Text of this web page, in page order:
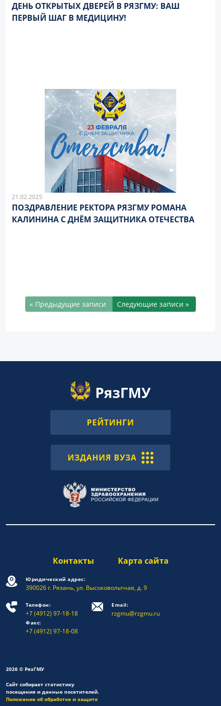
ДЕНЬ ОТКРЫТЫХ ДВЕРЕЙ В РЯЗГМУ: ВАШ
ПЕРВЫЙ ШАГ В МЕДИЦИНУ!
21.02.2025
ПОЗДРАВЛЕНИЕ РЕКТОРА РЯЗГМУ РОМАНА
КАЛИНИНА С ДНЁМ ЗАЩИТНИКА ОТЕЧЕСТВА
« Предыдущие записи Следующие записи »
РЕЙТИНГИ
ИЗДАНИЯ ВУЗА
Контакты Карта сайта
Юридический адрес:
390026 г. Рязань, ул. Высоковольтная, д. 9
Телефон:
+7 (4912) 97-18-18
Факс:
+7 (4912) 97-18-08
Email:
rzgmu@rzgmu.ru
2026 © РязГМУ
Сайт собирает статистику
посещения и данные посетителей.
Положение об обработке и защите